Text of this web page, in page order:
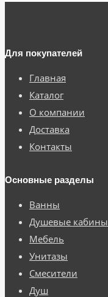
Для покупателей
Главная
Каталог
О компании
Доставка
Контакты
Основные разделы
Ванны
Душевые кабины
Мебель
Унитазы
Смесители
Душ